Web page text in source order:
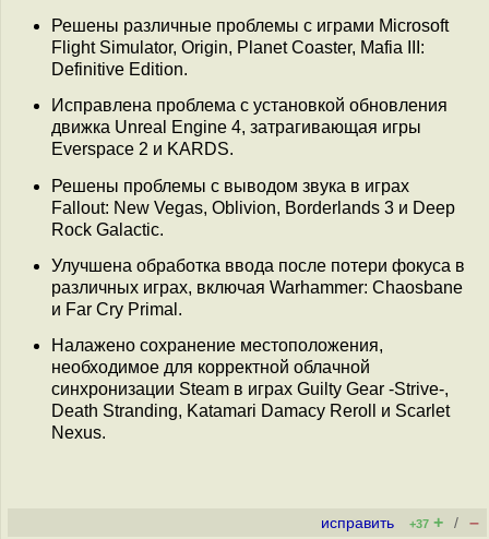
Решены различные проблемы с играми Microsoft
Flight Simulator, Origin, Planet Coaster, Mafia III:
Definitive Edition.
Исправлена проблема с установкой обновления
движка Unreal Engine 4, затрагивающая игры
Everspace 2 и KARDS.
Решены проблемы с выводом звука в играх
Fallout: New Vegas, Oblivion, Borderlands 3 и Deep
Rock Galactic.
Улучшена обработка ввода после потери фокуса в
различных играх, включая Warhammer: Chaosbane
и Far Cry Primal.
Налажено сохранение местоположения,
необходимое для корректной облачной
синхронизации Steam в играх Guilty Gear -Strive-,
Death Stranding, Katamari Damacy Reroll и Scarlet
Nexus.
исправить +37 + / –